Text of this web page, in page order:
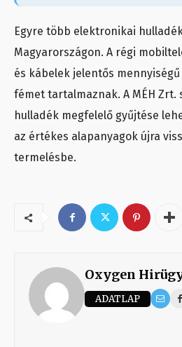
Egyre több elektronikai
Magyarországon. A régi
és kábelek jelentős
fémet tartalmaznak. A MÉH
hulladék megfelelő gyűjtése
az értékes alapanyagok újra
termelésbe.
Oxygen
ADATLAP